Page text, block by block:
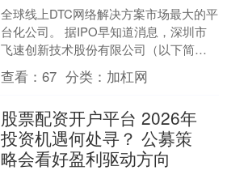
全球线上DTC网络解决方案市场最大的平
台化公司。 据IPO早知道消息，深圳市
飞速创新技术股份有限公司（以下简
称“飞速创新”）于3月23日以“3355.HK”为
股....
查看：67 分类： 加杠网
股票配资开户平台 2026年
投资机遇何处寻？ 公募策
略会看好盈利驱动方向